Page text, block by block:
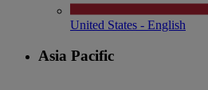
United States - English
Asia Pacific